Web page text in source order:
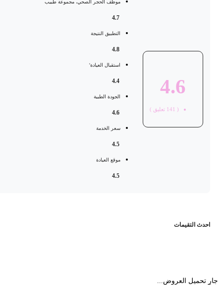
4.6
141 تعليق )
موظف الحجر الصحي، مجموعة طبيب
التطبيق النتيجة
استقبال العيادة'
الجودة الطبية
سعر الخدمة
موقع العيادة
التقيمات
تحميل العروض...